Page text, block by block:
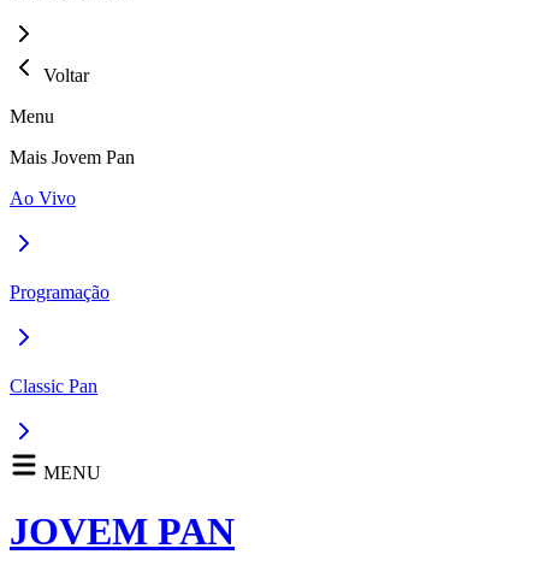
Voltar
Menu
Mais Jovem Pan
Ao Vivo
Programação
Classic Pan
MENU
JOVEM PAN